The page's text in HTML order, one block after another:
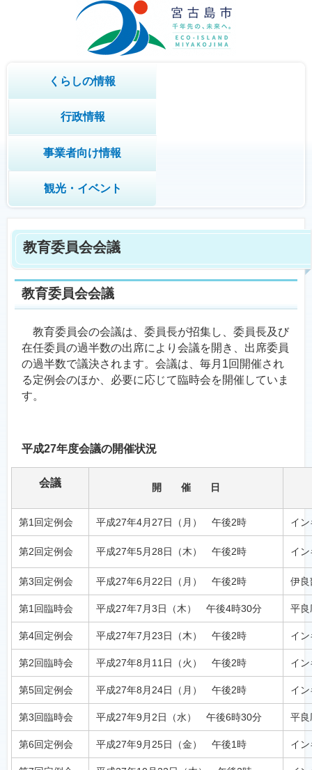
くらしの情報
行政情報
事業者向け情報
観光・イベント
教育委員会会議
教育委員会会議
教育委員会の会議は、委員長が招集し、委員長及び
在任委員の過半数の出席により会議を開き、出席委員
の過半数で議決されます。会議は、毎月1回開催され
る定例会のほか、必要に応じて臨時会を開催していま
す。
平成27年度会議の開催状況
会議 開 催 日
第1回定例会 平成27年4月27日（月） 午後2時 イ
第2回定例会 平成27年5月28日（木） 午後2時 イ
第3回定例会 平成27年6月22日（月） 午後2時 伊良
第1回臨時会 平成27年7月3日（木） 午後4時30分 平良
第4回定例会 平成27年7月23日（木） 午後2時 イ
第2回臨時会 平成27年8月11日（火） 午後2時 イ
第5回定例会 平成27年8月24日（月） 午後2時 イ
第3回臨時会 平成27年9月2日（水） 午後6時30分 平良
第6回定例会 平成27年9月25日（金） 午後1時 イ